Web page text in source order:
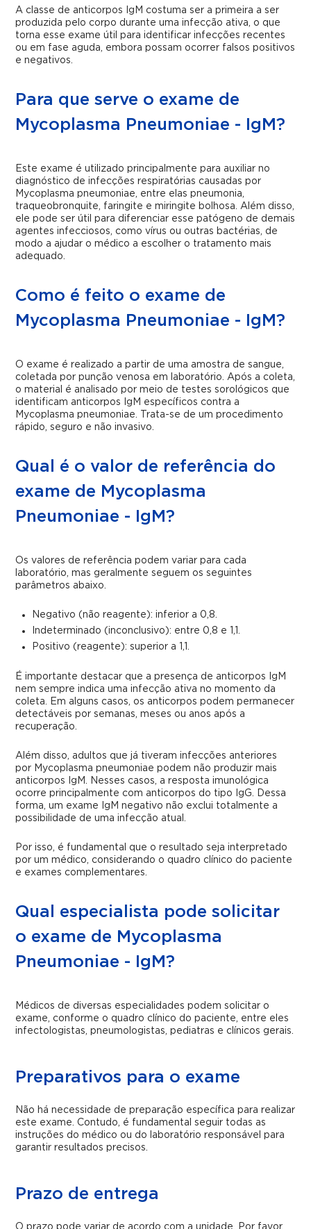
A classe de anticorpos IgM costuma ser a primeira a ser
produzida pelo corpo durante uma infecção ativa, o que
torna esse exame útil para identificar infecções recentes
ou em fase aguda, embora possam ocorrer falsos positivos
e negativos.
Para que serve o exame de
Mycoplasma Pneumoniae - IgM?
Este exame é utilizado principalmente para auxiliar no
diagnóstico de infecções respiratórias causadas por
Mycoplasma pneumoniae, entre elas pneumonia,
traqueobronquite, faringite e miringite bolhosa. Além disso,
ele pode ser útil para diferenciar esse patógeno de demais
agentes infecciosos, como vírus ou outras bactérias, de
modo a ajudar o médico a escolher o tratamento mais
adequado.
Como é feito o exame de
Mycoplasma Pneumoniae - IgM?
O exame é realizado a partir de uma amostra de sangue,
coletada por punção venosa em laboratório. Após a coleta,
o material é analisado por meio de testes sorológicos que
identificam anticorpos IgM específicos contra a
Mycoplasma pneumoniae. Trata-se de um procedimento
rápido, seguro e não invasivo.
Qual é o valor de referência do
exame de Mycoplasma
Pneumoniae - IgM?
Os valores de referência podem variar para cada
laboratório, mas geralmente seguem os seguintes
parâmetros abaixo.
Negativo (não reagente): inferior a 0,8.
Indeterminado (inconclusivo): entre 0,8 e 1,1.
Positivo (reagente): superior a 1,1.
É importante destacar que a presença de anticorpos IgM
nem sempre indica uma infecção ativa no momento da
coleta. Em alguns casos, os anticorpos podem permanecer
detectáveis por semanas, meses ou anos após a
recuperação.
Além disso, adultos que já tiveram infecções anteriores
por Mycoplasma pneumoniae podem não produzir mais
anticorpos IgM. Nesses casos, a resposta imunológica
ocorre principalmente com anticorpos do tipo IgG. Dessa
forma, um exame IgM negativo não exclui totalmente a
possibilidade de uma infecção atual.
Por isso, é fundamental que o resultado seja interpretado
por um médico, considerando o quadro clínico do paciente
e exames complementares.
Qual especialista pode solicitar
o exame de Mycoplasma
Pneumoniae - IgM?
Médicos de diversas especialidades podem solicitar o
exame, conforme o quadro clínico do paciente, entre eles
infectologistas, pneumologistas, pediatras e clínicos gerais.
Preparativos para o exame
Não há necessidade de preparação específica para realizar
este exame. Contudo, é fundamental seguir todas as
instruções do médico ou do laboratório responsável para
garantir resultados precisos.
Prazo de entrega
O prazo pode variar de acordo com a unidade. Por favor,